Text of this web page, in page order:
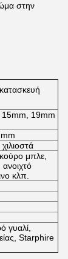
στην
19mm
μπλε,
κλπ.
γυαλί,
Starphire